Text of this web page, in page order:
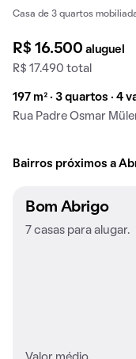
Casa de 3 quartos
R$ 16.500aluguel
R$ 17.490 total
197 m² · 3 quartos · 4
Rua Padre Osmar
Bairros próximos a
Bom Abrigo
7 casas para alugar.